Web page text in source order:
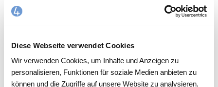
Diese Webseite verwendet Cookies
Wir verwenden Cookies, um Inhalte und Anzeigen zu
personalisieren, Funktionen für soziale Medien anbieten zu
können und die Zugriffe auf unsere Website zu analysieren.
Lagerbuchung und Lagerinventur für
Mietmaterial